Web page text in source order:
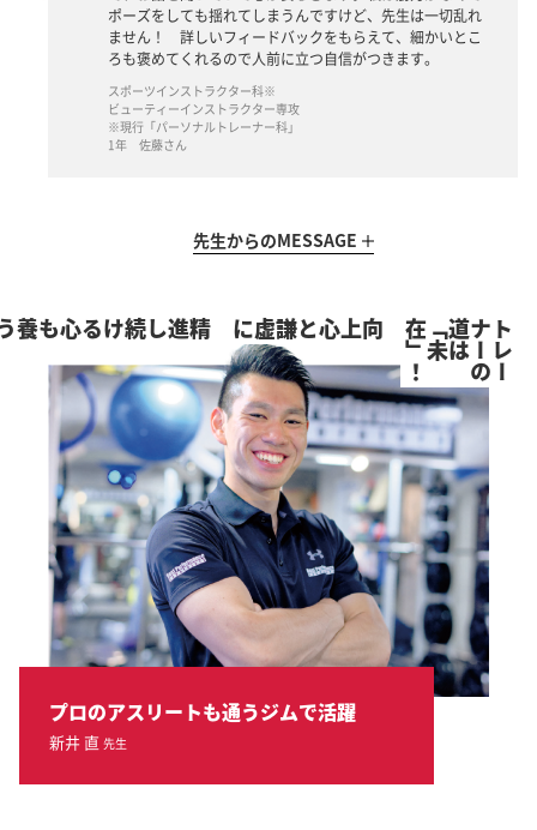
ポーズをしても揺れてしまうんですけど、先生は一切乱れ
ません！ 詳しいフィードバックをもらえて、細かいとこ
ろも褒めてくれるので人前に立つ自信がつきます。
スポーツインストラクター科※
ビューティーインストラクター専攻
※現行「パーソナルトレーナー科」
1年 佐藤さん
先生からのMESSAGE
ト
レ
ー
ナ
ー
の
道
は
「
未
在
」
！
向上心と謙虚に
る心も養う
プロのアスリートも通うジムで活躍
新井 直 先生